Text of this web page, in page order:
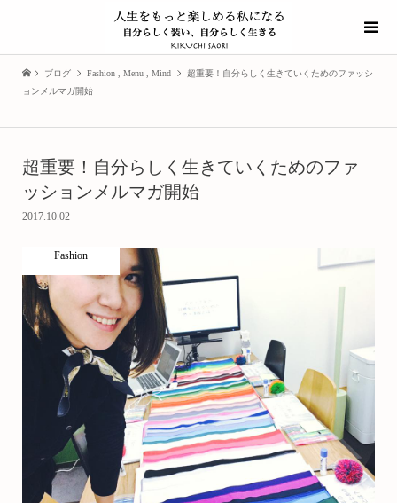
ブログ Fashion Menu Mind
超重要！自分らしく生きていくためのファッシ
ョンメルマガ開始
超重要！自分らしく生きていくためのファ
ッションメルマガ開始
2017.10.02
Fashion